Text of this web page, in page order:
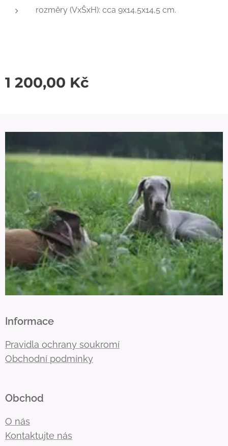
rozměry (VxŠxH): cca 9x14,5x14,5 cm.
1 200,00 Kč
Informace
Pravidla ochrany soukromí
Obchodní podmínky
Obchod
O nás
Kontaktujte nás